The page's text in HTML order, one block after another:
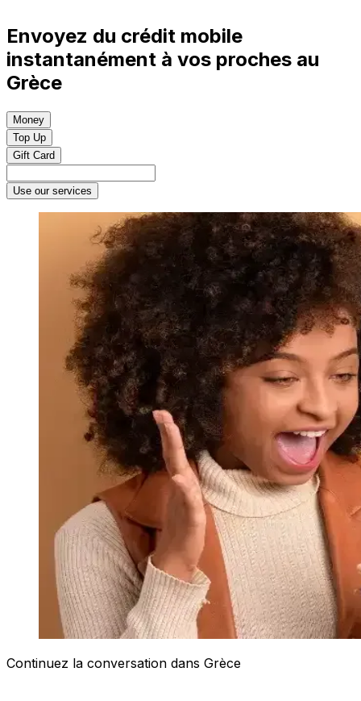
Envoyez du crédit mobile
instantanément à vos proches au
Grèce
Money
Top Up
Gift Card
Use our services
Continuez la conversation dans Grèce